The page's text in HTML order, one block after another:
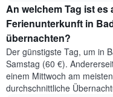
den
durchschnittlichen
Zimmerpreis
im
jeweiligen
Monat
an.
Das
An welchem Tag ist
Ferienunterkunft in
übernachten?
Der günstigste Tag, um in
Samstag (60 €).
einem Mittwoch am
durchschnittliche